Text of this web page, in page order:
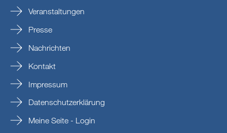
Veranstaltungen
Presse
Nachrichten
Kontakt
Impressum
Datenschutzerklärung
Meine Seite - Login